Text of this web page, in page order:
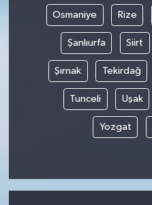
Osmaniye Rize
Şanlıurfa Siirt
Şırnak Tekirdağ
Tunceli Uşak
Yozgat